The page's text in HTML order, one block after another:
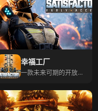
幸福工厂
一款未来可期的开放世